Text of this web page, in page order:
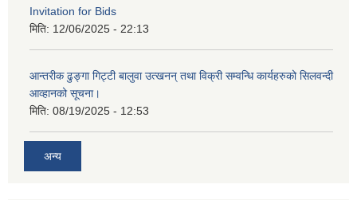
Invitation for Bids
मिति: 12/06/2025 - 22:13
आन्तरीक ढुङ्गा गिट्टी बालुवा उत्खनन् तथा विक्री सम्वन्धि कार्यहरुको सिलवन्दी
आव्हानको सूचना।
मिति: 08/19/2025 - 12:53
अन्य